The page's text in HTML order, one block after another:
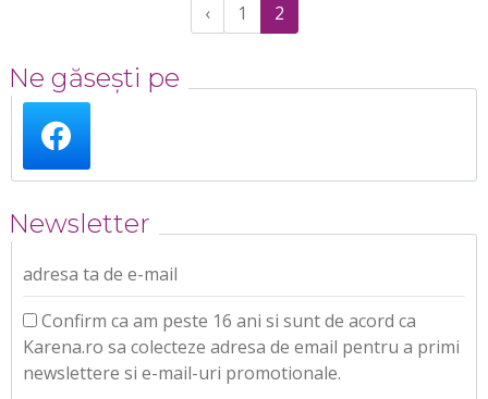
‹ 1 2
Ne găsești pe
Newsletter
adresa ta de e-mail
Confirm ca am peste 16 ani si sunt de acord ca
Karena.ro sa colecteze adresa de email pentru a primi
newslettere si e-mail-uri promotionale.